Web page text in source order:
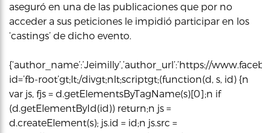
aseguró en una de las publicaciones que por no
acceder a sus peticiones le impidió participar en los
‘castings’ de dicho evento.
{‘author_name’:’Jeimilly’,’author_url’:’https://
id=’fb-root’gt;lt;/divgt;nlt;scriptgt;(function(d, s, id) {n
var js, fjs = d.getElementsByTagName(s)[0];n if
(d.getElementById(id)) return;n js =
d.createElement(s); js.id = id;n js.src =